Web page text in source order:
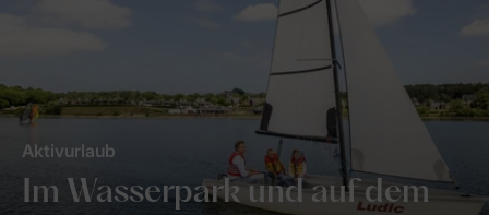
Im Wasserpark und auf dem
Aktivurlaub